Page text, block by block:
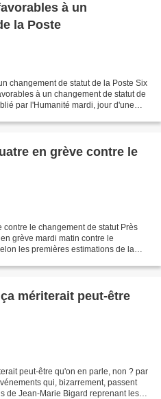
à un
la Poste
changement de statut de la Poste Six
à un changement de statut de
par l'Humanité mardi, jour d'une
en grève contre le
contre le changement de statut Près
grève mardi matin contre le
les premières estimations de la
mériterait peut-être
peut-être qu'on en parle, non ? par
qui, bizarrement, passent
de Jean-Marie Bigard reprenant les